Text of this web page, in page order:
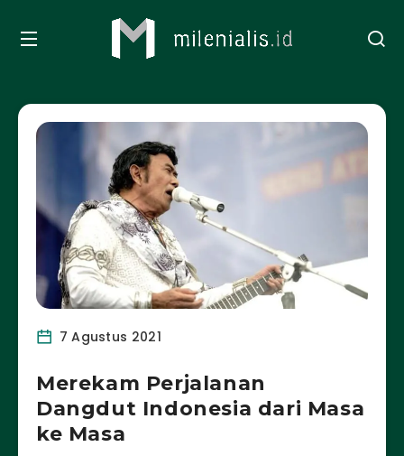
7 Agustus 2021
Merekam Perjalanan
Dangdut Indonesia dari Masa
ke Masa